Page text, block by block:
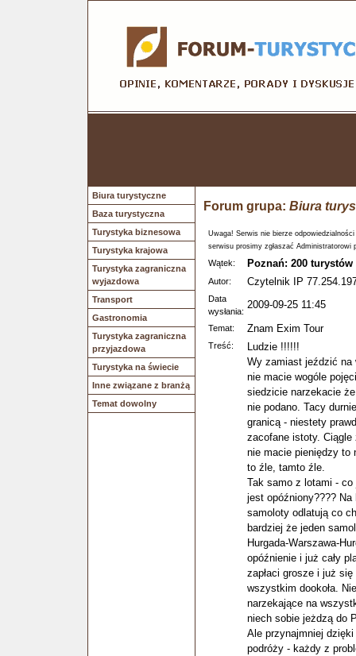
Biura turystyczne
Baza turystyczna
Turystyka biznesowa
Turystyka krajowa
Turystyka zagraniczna
wyjazdowa
Transport
Gastronomia
Turystyka zagraniczna
przyjazdowa
Turystyka na świecie
Inne związane z branżą
Temat dowolny
Forum grupa: Biura
Uwaga! Serwis nie bierze
serwisu prosimy zgłaszać Administratorowi
Wątek: Poznań: 200
Autor: Czytelnik IP
Data
wysłania:
2009-09-25 11:45
Temat: Znam Exim Tour
Treść:
Ludzie !!!!!!
Wy zamiast jeździć na
nie macie wogóle
siedzicie narzekacie
nie podano. Tacy
granicą - niestety
zacofane istoty.
nie macie pieniędzy to
to źle, tamto źle.
Tak samo z lotami -
jest opóźniony????
samoloty odlatują co
bardziej że jeden
Hurgada-Warszawa-
opóźnienie i już cały
zapłaci grosze i już
wszystkim dookoła.
narzekające na
niech sobie jeżdzą do
Ale przynajmniej
podróży - każdy z